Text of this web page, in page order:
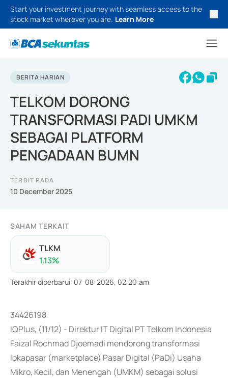
Start your investment journey with seamless access to the
stock market wherever you are. Learn More
BERITA HARIAN
TELKOM DORONG
TRANSFORMASI PADI UMKM
SEBAGAI PLATFORM
PENGADAAN BUMN
TERBIT PADA
10 December 2025
SAHAM TERKAIT
TLKM
1.13%
Terakhir diperbarui: 07-08-2026, 02:20:am
34426198
IQPlus, (11/12) - Direktur IT Digital PT Telkom Indonesia
Faizal Rochmad Djoemadi mendorong transformasi
lokapasar (marketplace) Pasar Digital (PaDi) Usaha
Mikro, Kecil, dan Menengah (UMKM) sebagai solusi